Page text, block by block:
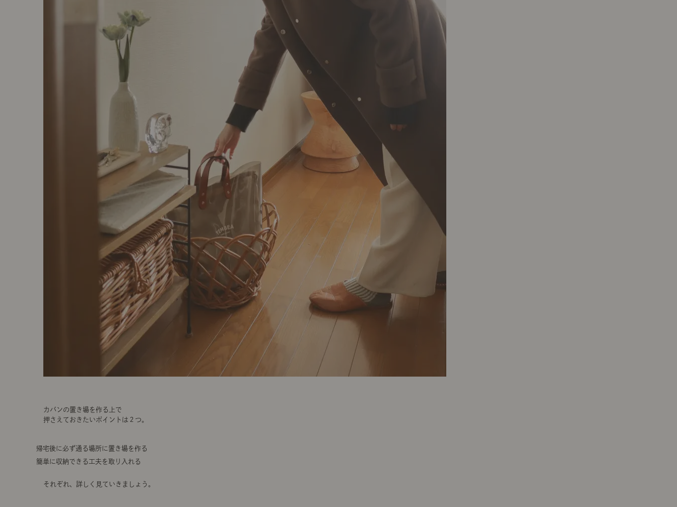
カバンの置き場を作る上で
押さえておきたいポイントは２つ。
帰宅後に必ず通る場所に置き場を作る
簡単に収納できる工夫を取り入れる
それぞれ、詳しく見ていきましょう。